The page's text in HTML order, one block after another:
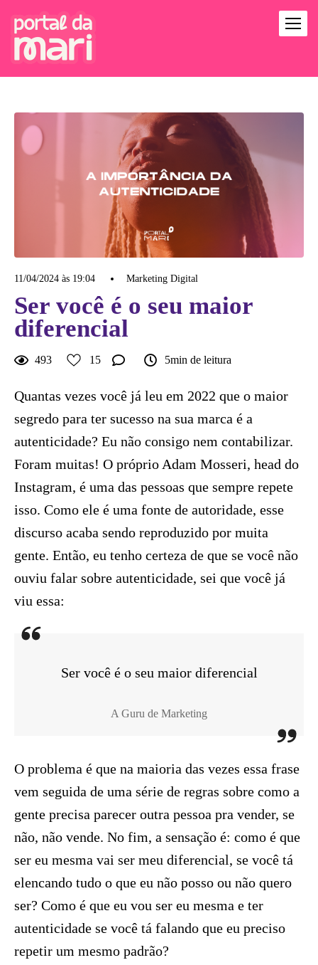
11/04/2024 às 19:04 Marketing Digital
Ser você é o seu maior
diferencial
493 15 5min de leitura
Quantas vezes você já leu em 2022 que o maior
segredo para ter sucesso na sua marca é a
autenticidade? Eu não consigo nem contabilizar.
Foram muitas! O próprio Adam Mosseri, head do
Instagram, é uma das pessoas que sempre repete
isso. Como ele é uma fonte de autoridade, esse
discurso acaba sendo reproduzido por muita
gente. Então, eu tenho certeza de que se você não
ouviu falar sobre autenticidade, sei que você já
viu essa:
Ser você é o seu maior diferencial
A Guru de Marketing
O problema é que na maioria das vezes essa frase
vem seguida de uma série de regras sobre como a
gente precisa parecer outra pessoa pra vender, se
não, não vende. No fim, a sensação é: como é que
ser eu mesma vai ser meu diferencial, se você tá
elencando tudo o que eu não posso ou não quero
ser? Como é que eu vou ser eu mesma e ter
autenticidade se você tá falando que eu preciso
repetir um mesmo padrão?